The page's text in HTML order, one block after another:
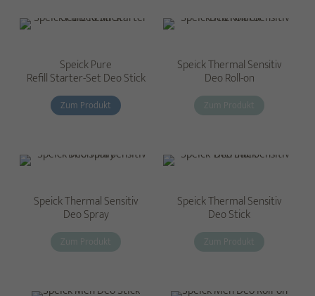
Speick Pure
Refill Starter-Set Deo Stick
Zum Produkt
Speick Thermal Sensitiv
Deo Roll-on
Zum Produkt
Speick Thermal Sensitiv
Deo Spray
Zum Produkt
Speick Thermal Sensitiv
Deo Stick
Zum Produkt